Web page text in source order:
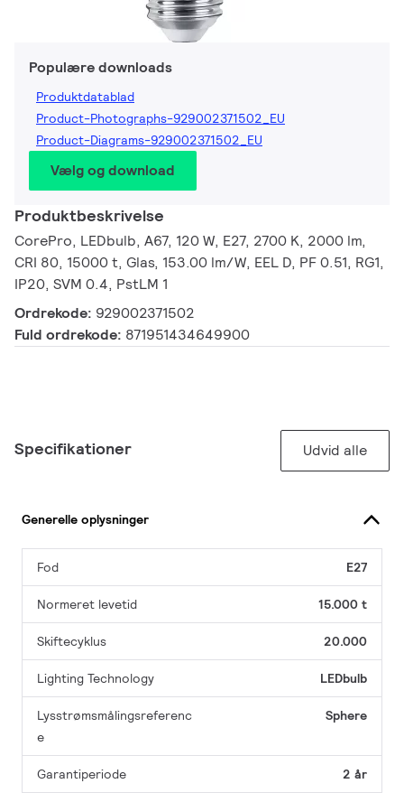
Populære downloads
Produktdatablad
Product-Photographs-929002371502_EU
Product-Diagrams-929002371502_EU
Vælg og download
Produktbeskrivelse
CorePro, LEDbulb, A67, 120 W, E27, 2700 K, 2000 lm,
CRI 80, 15000 t, Glas, 153.00 lm/W, EEL D, PF 0.51, RG1,
IP20, SVM 0.4, PstLM 1
Ordrekode: 929002371502
Fuld ordrekode: 871951434649900
Specifikationer Udvid alle
Generelle oplysninger
Fod E27
Normeret levetid 15.000 t
Skiftecyklus 20.000
Lighting Technology LEDbulb
Lysstrømsmålingsreferenc
e
Sphere
Garantiperiode 2 år